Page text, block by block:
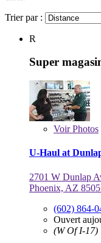
Trier par :
R
Super
VoirPhotos
U-Haul at
2701 W Dunlap
Phoenix, AZ
(602) 864-
Ouvert
(W Of I-17)